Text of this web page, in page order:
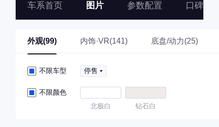
车系首页 图片 参数配置 口碑
外观(99) 内饰·VR(141) 底盘/动力(25)
不限车型 停售
不限颜色
北极白
钻石白